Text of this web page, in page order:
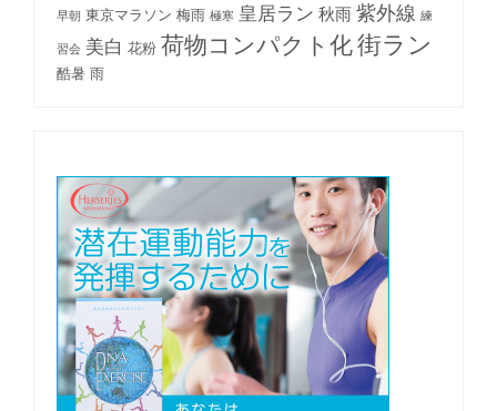
早朝 東京マラソン 梅雨 極寒 皇居ラン 秋雨 紫外線 練
習会 美白 花粉 荷物コンパクト化街ラン
酷暑 雨